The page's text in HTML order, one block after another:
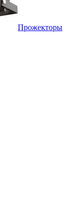
Прожекторы